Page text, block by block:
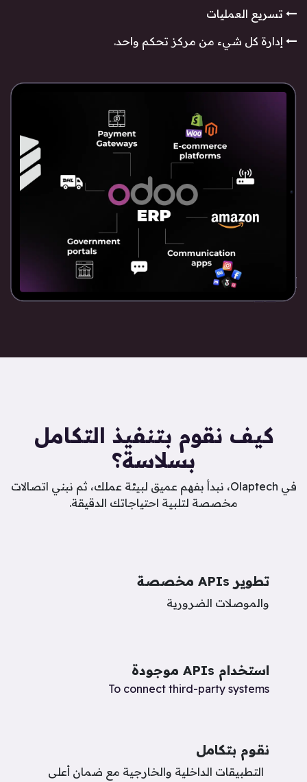
تسريع العمليات
إدارة كل شيء من مركز تحكم واحد.
كيف نقوم بتنفيذ التكامل
بسلاسة؟
في Olaptech، نبدأ بفهم عميق لبيئة عملك، ثم نبني اتصالات
مخصصة لتلبية احتياجاتك الدقيقة.
تطوير APIs مخصصة
والموصلات الضرورية
استخدام APIs موجودة​
To connect third-party systems ​
نقوم بتكامل
التطبيقات الداخلية والخارجية مع ضمان أعلى